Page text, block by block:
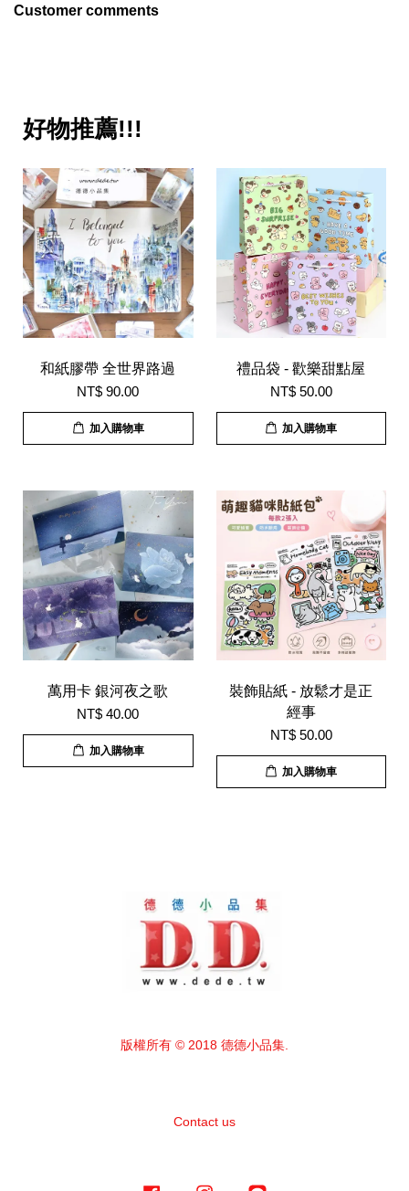
Customer comments
好物推薦!!!
和紙膠帶 全世界路過
NT$ 90.00
加入購物車
禮品袋 - 歡樂甜點屋
NT$ 50.00
加入購物車
萬用卡 銀河夜之歌
NT$ 40.00
加入購物車
裝飾貼紙 - 放鬆才是正
經事
NT$ 50.00
加入購物車
版權所有 © 2018 德德小品集.
Contact us